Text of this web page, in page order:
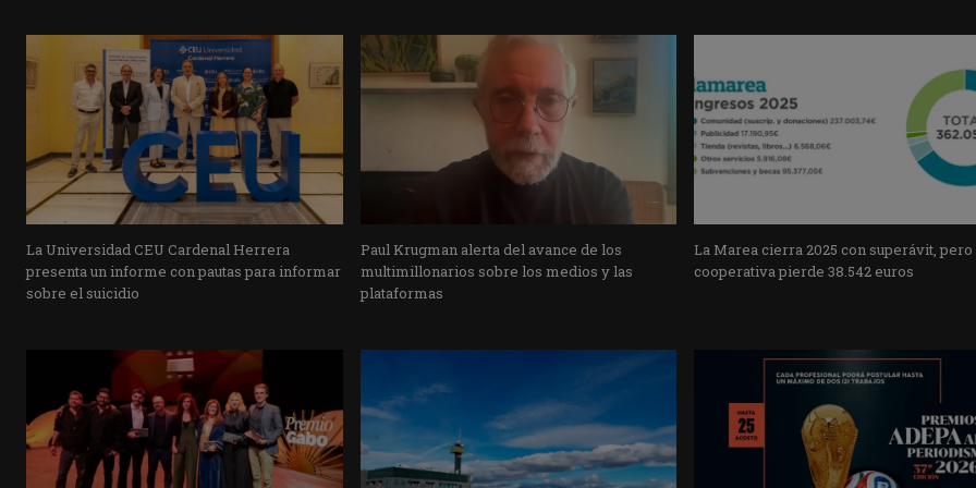
La Universidad CEU Cardenal Herrera
presenta un informe con pautas para informar
sobre el suicidio
Paul Krugman alerta del avance de los
multimillonarios sobre los medios y las
plataformas
La Marea cierra 2025 con superávit, pero
cooperativa pierde 38.542 euros